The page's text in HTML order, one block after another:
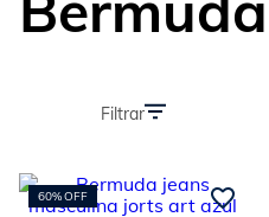
Filtrar
60%OFF